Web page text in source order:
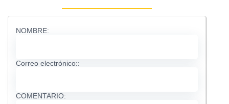
NOMBRE:
Correo electrónico::
COMENTARIO: